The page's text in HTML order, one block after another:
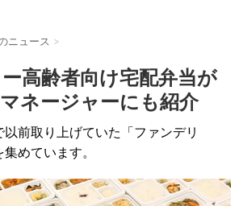
ニュース >
高齢者向け宅配弁当が
ネージャーにも紹介
前取り上げていた「ファンデリ
めています。